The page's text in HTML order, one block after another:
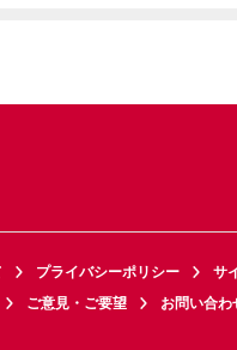
プライバシーポリシー サ
ご意見・ご要望 お問い合わ